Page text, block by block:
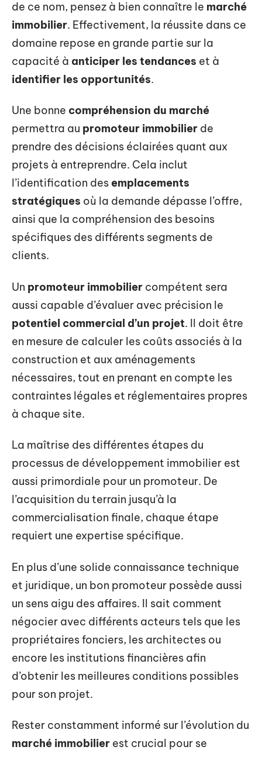
de ce nom, pensez à bien connaître le marché
immobilier. Effectivement, la réussite dans ce
domaine repose en grande partie sur la
capacité à anticiper les tendances et à
identifier les opportunités.
Une bonne compréhension du marché
permettra au promoteur immobilier de
prendre des décisions éclairées quant aux
projets à entreprendre. Cela inclut
l’identification des emplacements
stratégiques où la demande dépasse l’offre,
ainsi que la compréhension des besoins
spécifiques des différents segments de
clients.
Un promoteur immobilier compétent sera
aussi capable d’évaluer avec précision le
potentiel commercial d’un projet. Il doit être
en mesure de calculer les coûts associés à la
construction et aux aménagements
nécessaires, tout en prenant en compte les
contraintes légales et réglementaires propres
à chaque site.
La maîtrise des différentes étapes du
processus de développement immobilier est
aussi primordiale pour un promoteur. De
l’acquisition du terrain jusqu’à la
commercialisation finale, chaque étape
requiert une expertise spécifique.
En plus d’une solide connaissance technique
et juridique, un bon promoteur possède aussi
un sens aigu des affaires. Il sait comment
négocier avec différents acteurs tels que les
propriétaires fonciers, les architectes ou
encore les institutions financières afin
d’obtenir les meilleures conditions possibles
pour son projet.
Rester constamment informé sur l’évolution du
marché immobilier est crucial pour se